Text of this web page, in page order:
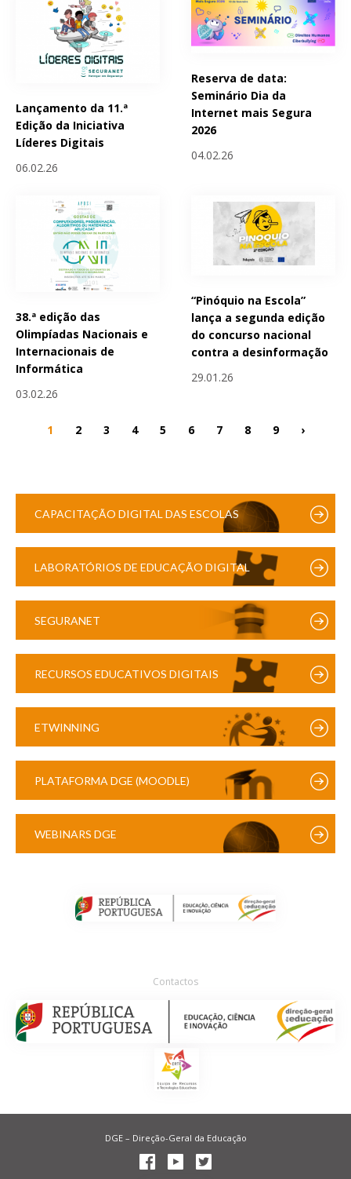
Lançamento da 11.ª
Edição da Iniciativa
Líderes Digitais
06.02.26
Reserva de data:
Seminário Dia da
Internet mais Segura
2026
04.02.26
38.ª edição das
Olimpíadas Nacionais e
Internacionais de
Informática
03.02.26
“Pinóquio na Escola”
lança a segunda edição
do concurso nacional
contra a desinformação
29.01.26
1 2 3 4 5 6 7 8 9 ›
CAPACITAÇÃO DIGITAL DAS ESCOLAS
LABORATÓRIOS DE EDUCAÇÃO DIGITAL
SEGURANET
RECURSOS EDUCATIVOS DIGITAIS
ETWINNING
PLATAFORMA DGE (MOODLE)
WEBINARS DGE
Contactos
DGE – Direção-Geral da Educação